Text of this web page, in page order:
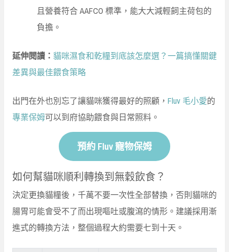
且營養符合 AAFCO 標準，能大大減輕飼主荷包的
負擔。
延伸閱讀： 貓咪濕食和乾糧到底該怎麼選？一篇搞懂關鍵
差異與最佳餵食策略
出門在外也別忘了讓貓咪獲得最好的照顧， Fluv 毛小愛的
專業保姆可以到府協助餵食與日常照料。
預約 Fluv 寵物保姆
如何幫貓咪順利轉換到無穀飲食？
決定更換貓糧後，千萬不要一次性全部替換，否則貓咪的
腸胃可能會受不了而出現嘔吐或腹瀉的情形。建議採用漸
進式的轉換方法，整個過程大約需要七到十天。